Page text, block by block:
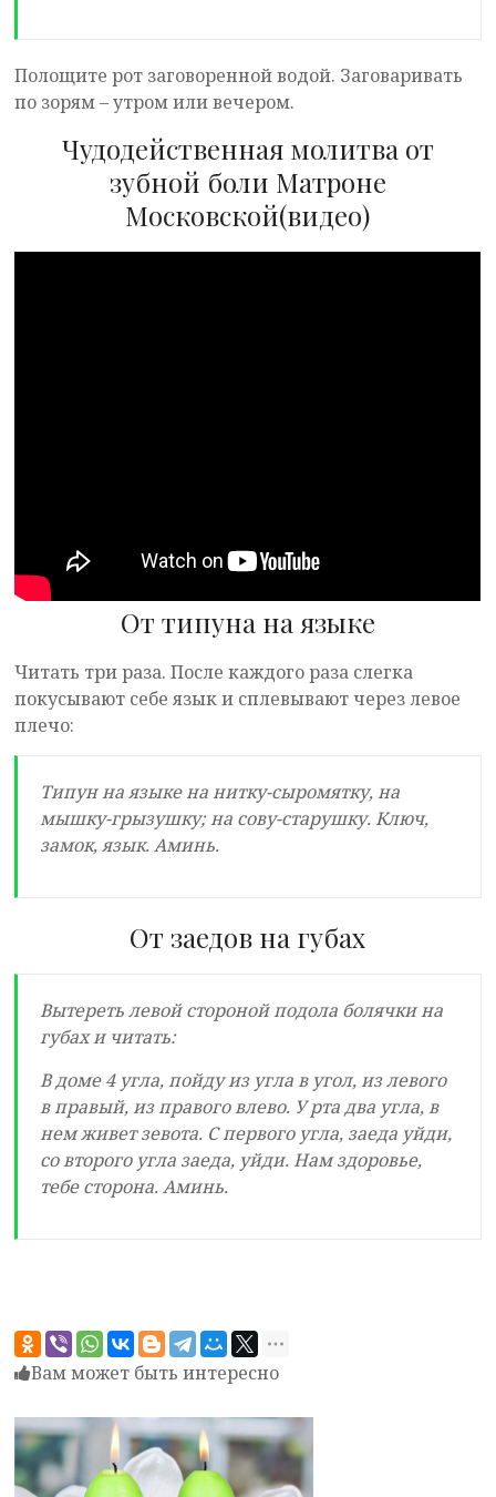
Полощите рот заговоренной водой. Заговаривать
по зорям – утром или вечером.
Чудодейственная молитва от
зубной боли Матроне
Московской(видео)
От типуна на языке
Читать три раза. После каждого раза слегка
покусывают себе язык и сплевывают через левое
плечо:
Типун на языке на нитку-сыромятку, на
мышку-грызушку; на сову-старушку. Ключ,
замок, язык. Аминь.
От заедов на губах
Вытереть левой стороной подола болячки на
губах и читать:
В доме 4 угла, пойду из угла в угол, из левого
в правый, из правого влево. У рта два угла, в
нем живет зевота. С первого угла, заеда уйди,
со второго угла заеда, уйди. Нам здоровье,
тебе сторона. Аминь.
Вам может быть интересно